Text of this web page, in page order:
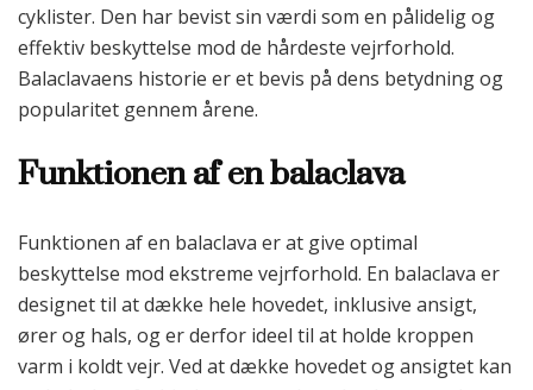
cyklister. Den har bevist sin værdi som en pålidelig og
effektiv beskyttelse mod de hårdeste vejrforhold.
Balaclavaens historie er et bevis på dens betydning og
popularitet gennem årene.
Funktionen af en balaclava
Funktionen af en balaclava er at give optimal
beskyttelse mod ekstreme vejrforhold. En balaclava er
designet til at dække hele hovedet, inklusive ansigt,
ører og hals, og er derfor ideel til at holde kroppen
varm i koldt vejr. Ved at dække hovedet og ansigtet kan